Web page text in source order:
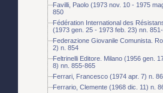
Favilli, Paolo (1973 nov. 10 - 1975
850
Fédération International des
(1973 gen. 25 - 1973 feb. 23) nn.
Federazione Giovanile Comunista.
2) n. 854
Feltrinelli Editore. Milano (1956 gen.
8) nn. 855-865
Ferrari, Francesco (1974 apr. 7) n.
Ferrario, Clemente (1968 dic. 11) n.